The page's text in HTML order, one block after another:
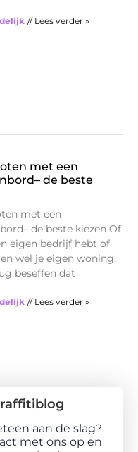
// Lees verder »
met een
de beste
met een
de beste kiezen Of
eigen bedrijf hebt of
wel je eigen woning,
beseffen dat
// Lees verder »
aan de slag?
met ons op en